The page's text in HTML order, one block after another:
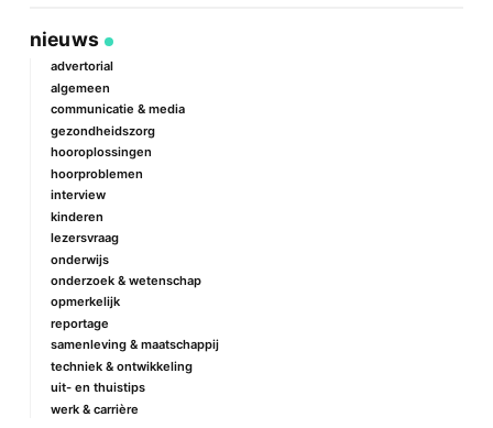
nieuws
advertorial
algemeen
communicatie & media
gezondheidszorg
hooroplossingen
hoorproblemen
interview
kinderen
lezersvraag
onderwijs
onderzoek & wetenschap
opmerkelijk
reportage
samenleving & maatschappij
techniek & ontwikkeling
uit- en thuistips
werk & carrière